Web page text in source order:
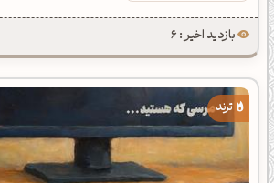
بازدید اخیر : 6